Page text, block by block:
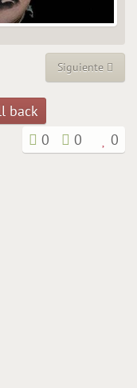
Siguiente
back
0
0 0